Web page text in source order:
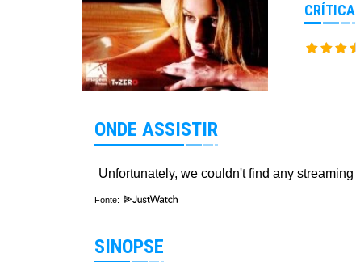
CRÍTICA
ONDE ASSISTIR
Fonte:
SINOPSE